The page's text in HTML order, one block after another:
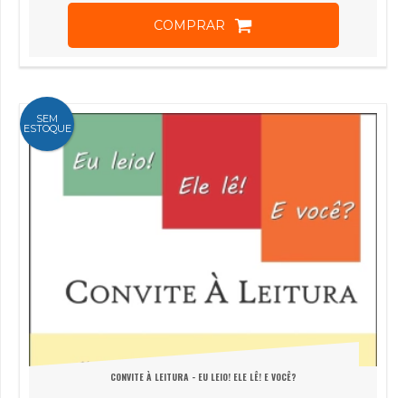
COMPRAR
SEM
ESTOQUE
CONVITE À LEITURA - EU LEIO! ELE LÊ! E VOCÊ?